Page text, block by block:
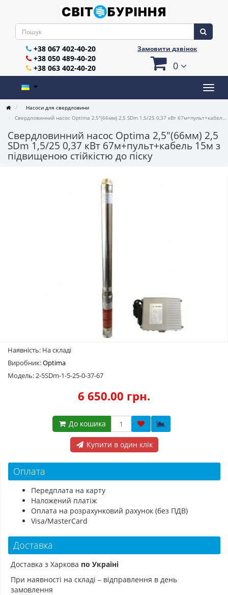
+38 067 402-40-20
+38 050 489-40-20
+38 063 402-40-20
Замовити дзвінок
0
Насоси для свердловини
Свердловинний насос Optima 2,5"(66мм) 2,5 SDm 1,5/25 0,37 кВт 67м+пульт+кабель 15м з підвищеною стійкістю до піску
Свердловинний насос Optima 2,5"(66мм) 2,5
SDm 1,5/25 0,37 кВт 67м+пульт+кабель 15м з
підвищеною стійкістю до піску
Наявність: На складі
Виробник:Optima
Модель: 2-5SDm-1-5-25-0-37-67
6 650.00 грн.
До кошика
Купити в один клік
Оплата
Передплата на карту
Наложений платіж
Оплата на розрахунковий рахунок (без ПДВ)
Visa/MasterCard
Доставка
Доставка з Харкова по Україні
При наявності на складі – відправлення в день
замовлення